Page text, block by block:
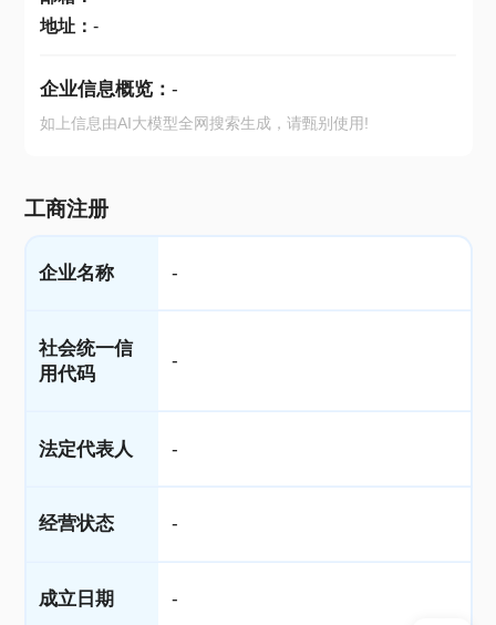
地址： -
企业信息概览： -
如上信息由AI大模型全网搜索生成，请甄别使用!
工商注册
企业名称 -
社会统一信
用代码
-
法定代表人 -
经营状态 -
成立日期 -